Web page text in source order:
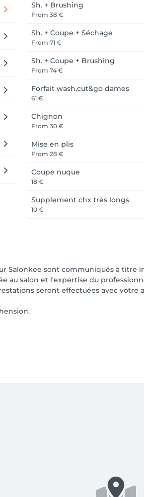
Sh. + Brushing
From 38 €
Sh. + Coupe + Séchage
From 71 €
Sh. + Coupe + Brushing
From 74 €
Forfait wash,cut&go dames
61 €
Chignon
From 30 €
Mise en plis
From 28 €
Coupe nuque
18 €
Supplement chx très longs
10 €
Salonkee sont communiqués à
au salon et l'expertise du
seront effectuées avec votre